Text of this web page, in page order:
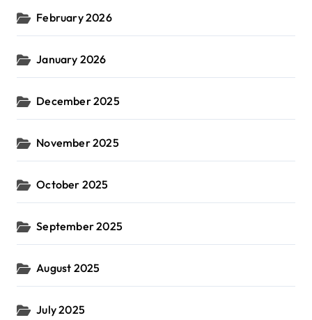
February 2026
January 2026
December 2025
November 2025
October 2025
September 2025
August 2025
July 2025